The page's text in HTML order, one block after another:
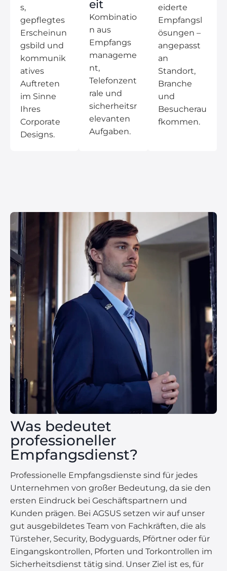
s,
gepflegtes
Erscheinun
gsbild und
kommunik
atives
Auftreten
im Sinne
Ihres
Corporate
Designs.
eit
Kombinatio
n aus
Empfangs
manageme
nt,
Telefonzent
rale und
sicherheitsr
elevanten
Aufgaben.
eiderte
Empfangsl
ösungen –
angepasst
an
Standort,
Branche
und
Besucherau
fkommen.
Was bedeutet
professioneller
Empfangsdienst?
Professionelle Empfangsdienste sind für jedes
Unternehmen von großer Bedeutung, da sie den
ersten Eindruck bei Geschäftspartnern und
Kunden prägen. Bei AGSUS setzen wir auf unser
gut ausgebildetes Team von Fachkräften, die als
Türsteher, Security, Bodyguards, Pförtner oder für
Eingangskontrollen, Pforten und Torkontrollen im
Sicherheitsdienst tätig sind. Unser Ziel ist es, für